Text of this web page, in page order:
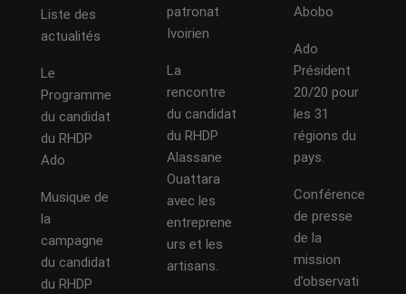
Liste des
actualités
Le
Programme
du candidat
du RHDP
Ado
Musique de
la
campagne
du candidat
du RHDP
patronat
Ivoirien
La
rencontre
du candidat
du RHDP
Alassane
Ouattara
avec les
entreprene
urs et les
artisans.
Abobo
Ado
Président
20/20 pour
les 31
régions du
pays.
Conférence
de presse
de la
mission
d’observati